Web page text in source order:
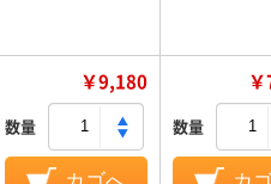
￥9,180
数量 数量